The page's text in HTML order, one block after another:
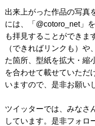
出来上がった作品の写真
には、「@cotoro_net」
も拝見することができま
（できればリンクも）や
た箇所、型紙を拡大・縮
を合わせて載せていただ
いますので、是非お願い
ツイッターでは、みなさ
しています。是非フォロ